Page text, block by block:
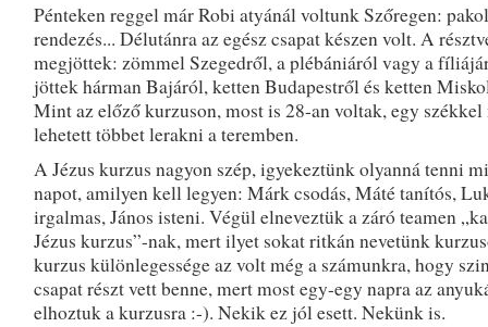
Pénteken reggel már Robi atyánál voltunk Szőregen:
rendezés... Délutánra az egész csapat készen volt. A
megjöttek: zömmel Szegedről, a plébániáról vagy a
jöttek hárman Bajáról, ketten Budapestről és ketten
Mint az előző kurzuson, most is 28-an voltak, egy székkel
lehetett többet lerakni a teremben.
A Jézus kurzus nagyon szép, igyekeztünk olyanná tenni
napot, amilyen kell legyen: Márk csodás, Máté tanítós,
irgalmas, János isteni. Végül elneveztük a záró teamen
Jézus kurzus”-nak, mert ilyet sokat ritkán nevetünk
kurzus különlegessége az volt még a számunkra, hogy
csapat részt vett benne, mert most egy-egy napra az
elhoztuk a kurzusra :-). Nekik ez jól esett. Nekünk is.